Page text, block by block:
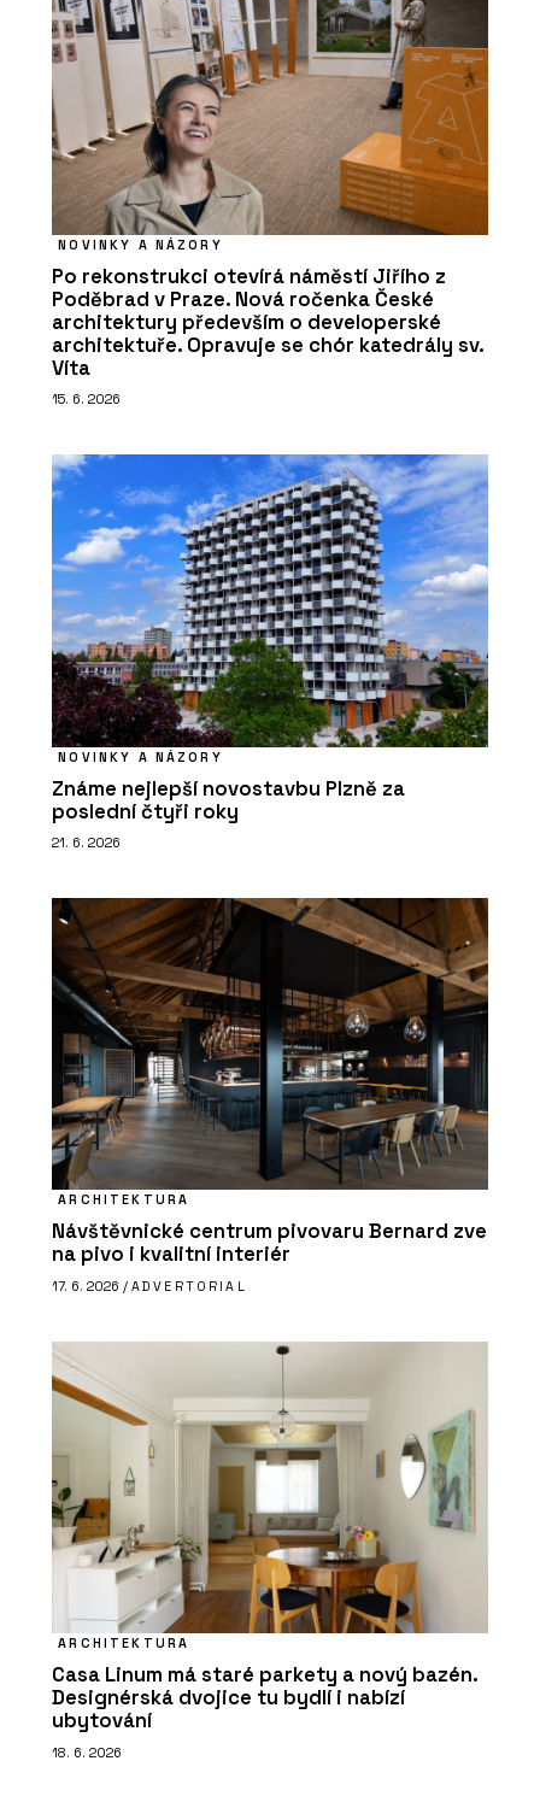
NOVINKY A NÁZORY
Po rekonstrukci otevírá náměstí Jiřího z
Poděbrad v Praze. Nová ročenka České
architektury především o developerské
architektuře. Opravuje se chór katedrály sv.
Víta
15. 6. 2026
NOVINKY A NÁZORY
Známe nejlepší novostavbu Plzně za
poslední čtyři roky
21. 6. 2026
ARCHITEKTURA
Návštěvnické centrum pivovaru Bernard zve
na pivo i kvalitní interiér
17. 6. 2026 / ADVERTORIAL
ARCHITEKTURA
Casa Linum má staré parkety a nový bazén.
Designérská dvojice tu bydlí i nabízí
ubytování
18. 6. 2026